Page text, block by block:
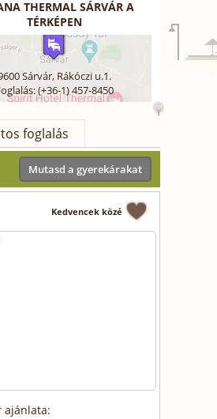
THERMAL SÁRVÁR A
TÉRKÉPEN
Sárvár, Rákóczi u.1.
(+36-1) 457-8450
foglalás
Mutasd a gyerekárakat
Kedvencek közé
ajánlata: